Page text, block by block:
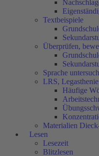
Textbeispiele
Überprüfen,
Sprache
LRS, Legasthenie
Häufige
Materialien
Lesen
Lesezeit
Blitzlesen